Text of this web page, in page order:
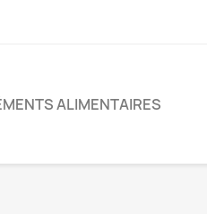
ALIMENTAIRES